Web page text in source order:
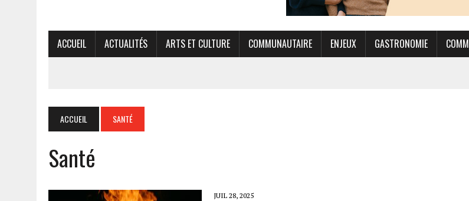
ACCUEIL ACTUALITÉS ARTS ET CULTURE COMMUNAUTAIRE ENJEUX GASTRONOMIE
ACCUEIL SANTÉ
Santé
JUIL 28, 2025